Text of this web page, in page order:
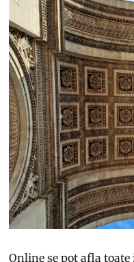
Online se pot afla